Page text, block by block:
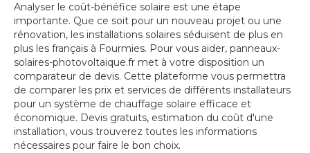
Analyser le coût-bénéfice solaire est une étape
importante. Que ce soit pour un nouveau projet ou une
rénovation, les installations solaires séduisent de plus en
plus les français à Fourmies. Pour vous aider, panneaux-
solaires-photovoltaique.fr met à votre disposition un
comparateur de devis. Cette plateforme vous permettra
de comparer les prix et services de différents installateurs
pour un système de chauffage solaire efficace et
économique. Devis gratuits, estimation du coût d'une
installation, vous trouverez toutes les informations
nécessaires pour faire le bon choix.